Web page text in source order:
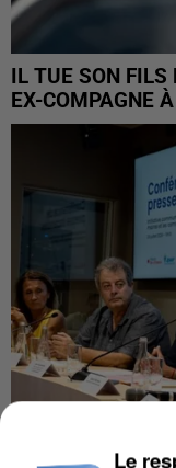
IL TUE SON
EX-COMPAGNE
Le